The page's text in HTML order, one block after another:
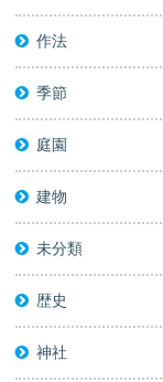
作法
季節
庭園
建物
未分類
歴史
神社